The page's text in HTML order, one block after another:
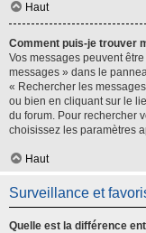
Haut
Comment puis-je trouver
Vos messages peuvent
messages » dans le
« Rechercher les
ou bien en cliquant sur le
du forum. Pour rechercher
choisissez les paramètres
Haut
Surveillance et
Quelle est la différence